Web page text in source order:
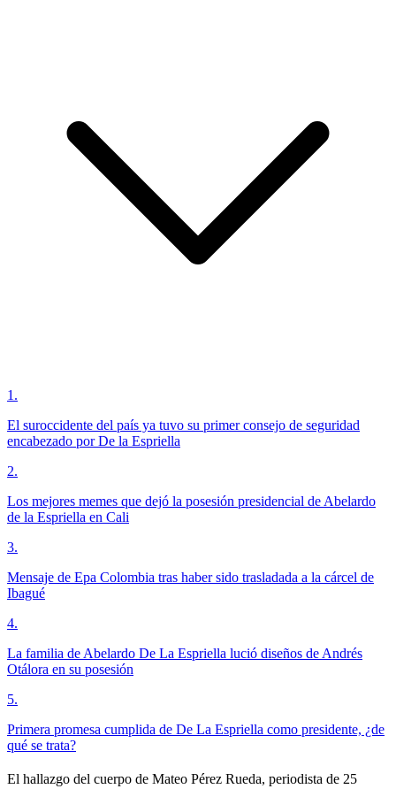
1 .
El suroccidente del país ya tuvo su primer consejo de seguridad
encabezado por De la Espriella
2.
Los mejores memes que dejó la posesión presidencial de Abelardo
de la Espriella en Cali
3.
Mensaje de Epa Colombia tras haber sido trasladada a la cárcel de
Ibagué
4.
La familia de Abelardo De La Espriella lució diseños de Andrés
Otálora en su posesión
5.
Primera promesa cumplida de De La Espriella como presidente, ¿de
qué se trata?
El hallazgo del cuerpo de Mateo Pérez Rueda, periodista de 25